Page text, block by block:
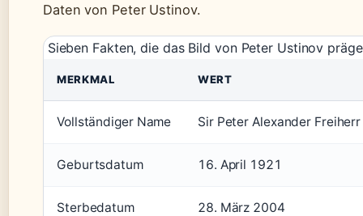
Daten von Peter Ustinov.
Sieben Fakten, die das Bild von Peter Ustinov
MERKMAL WERT
Vollständiger Name Sir Peter Alexander
Geburtsdatum 16. April 1921
Sterbedatum 28. März 2004